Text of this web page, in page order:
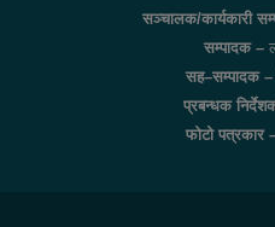
सञ्चालक/कार्यकारी
सम्पादक –
सह–सम्पादक –
प्रबन्धक
फोटो पत्रकार